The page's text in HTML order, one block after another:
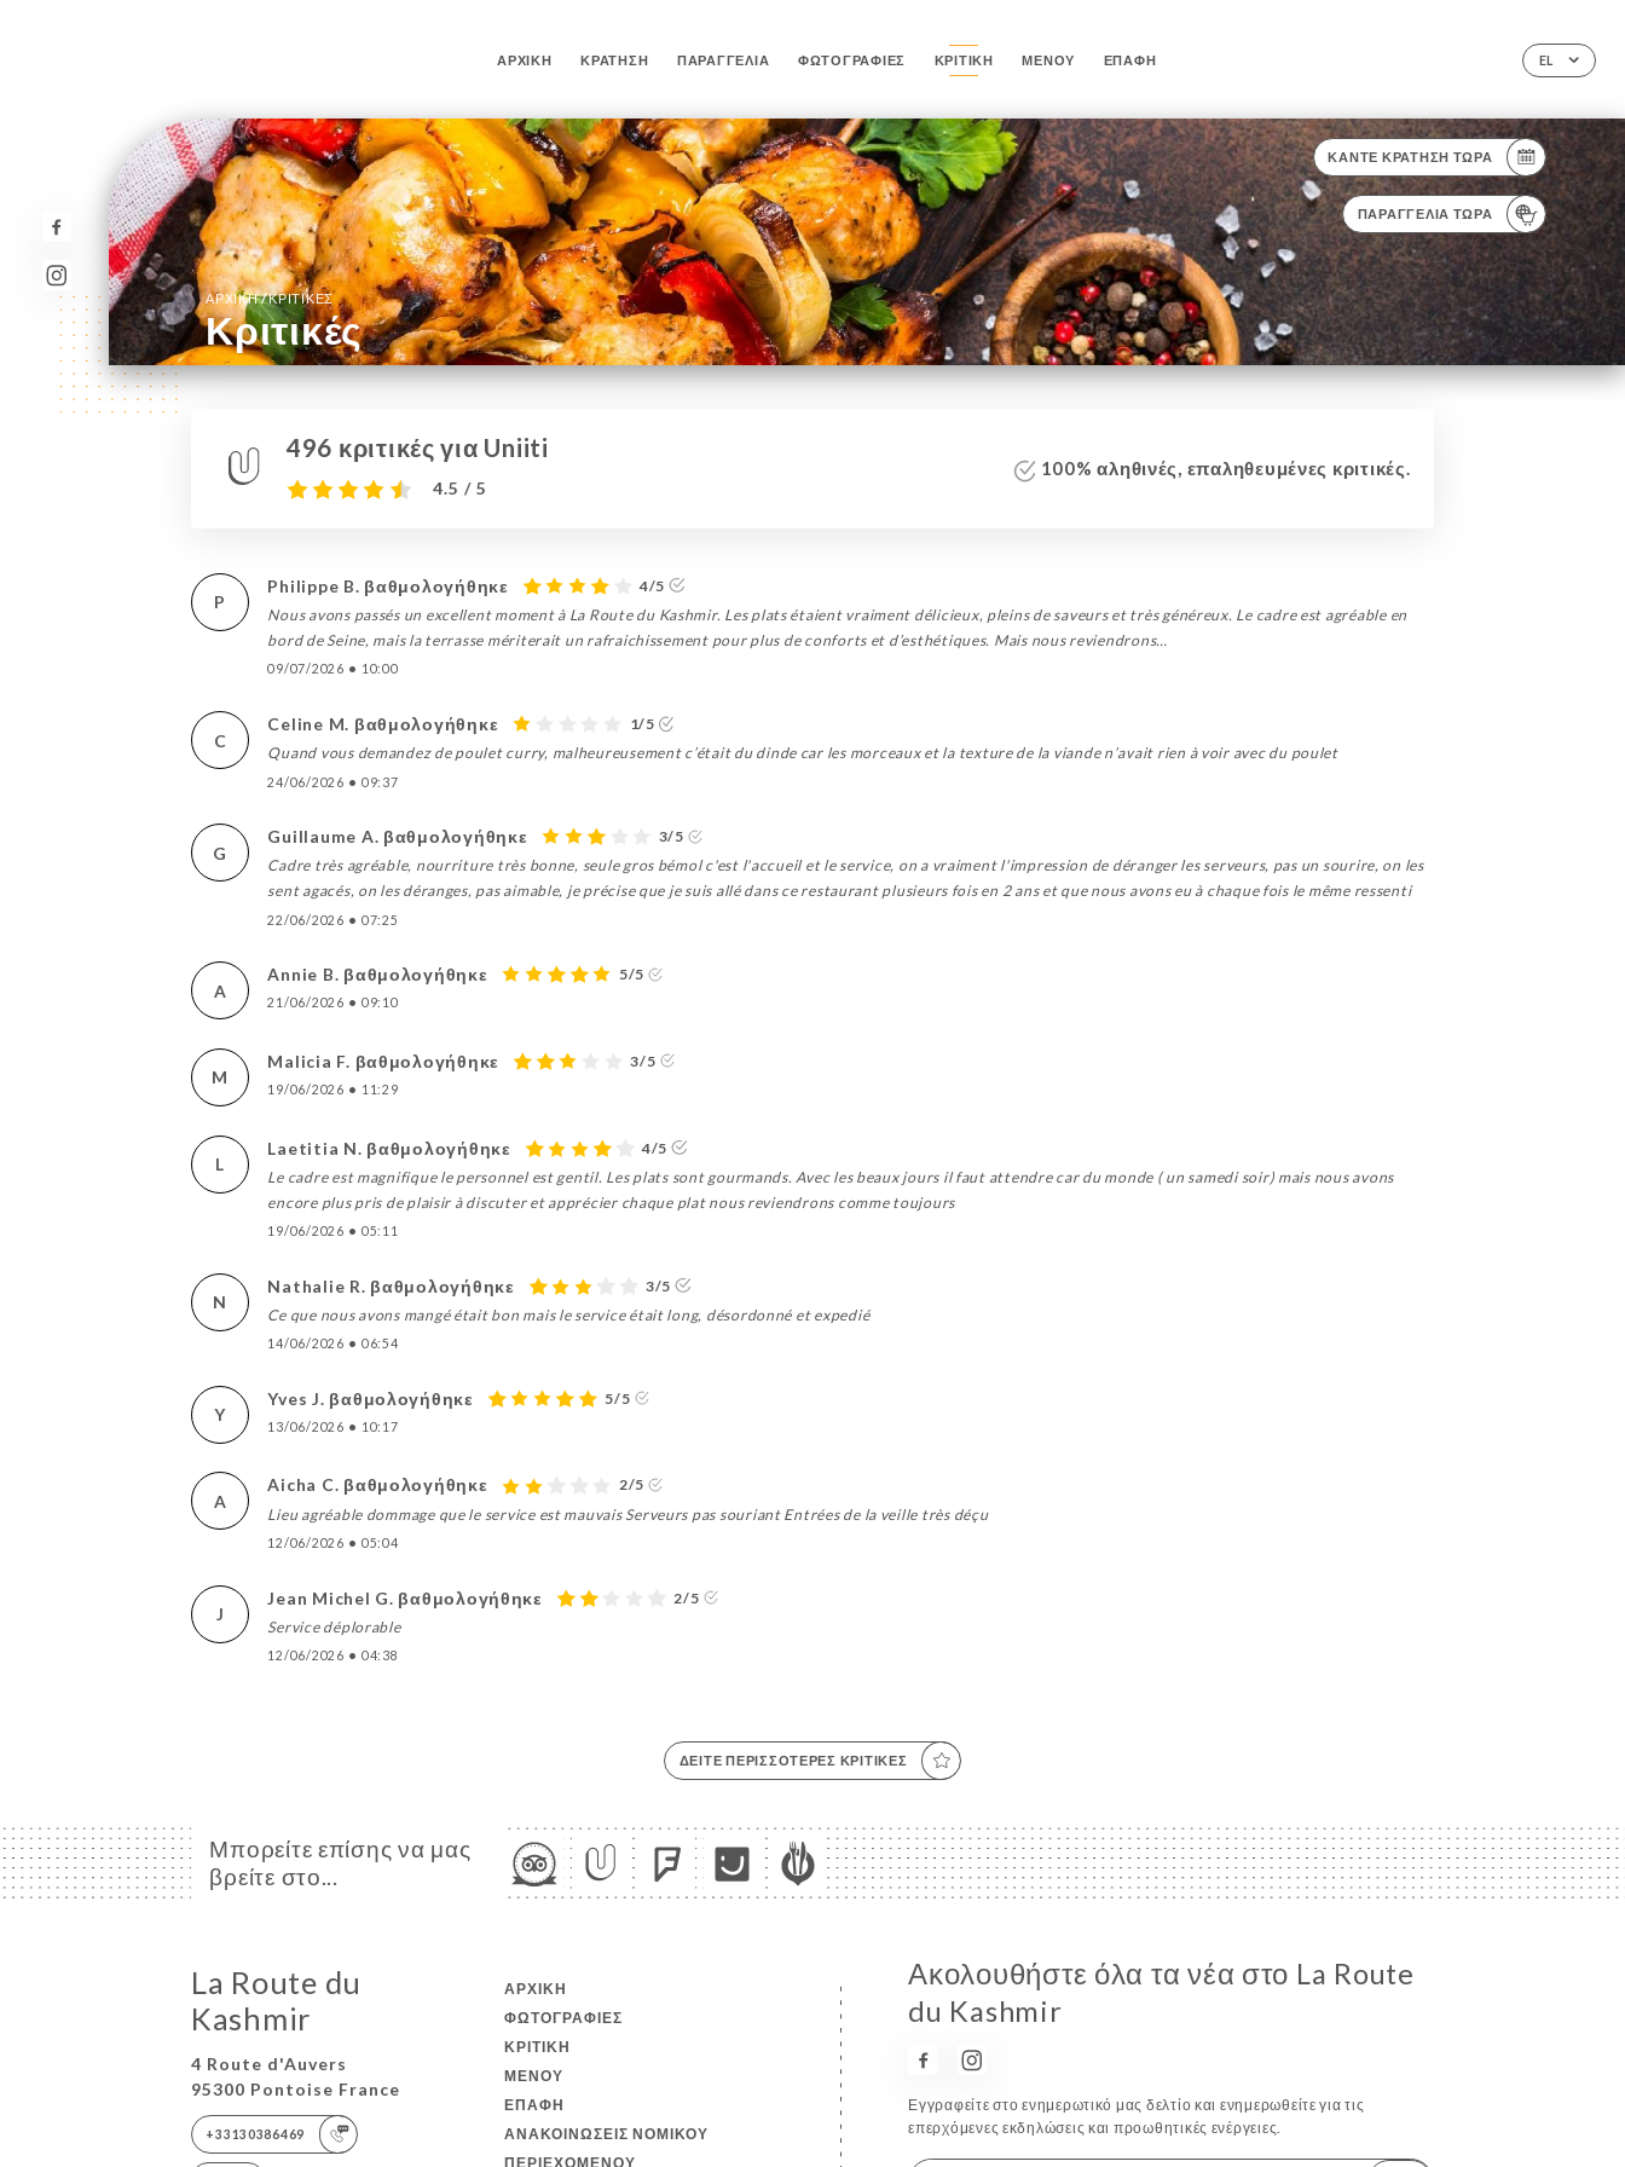
EL
ΑΡΧΙΚΉ ΚΡΆΤΗΣΗ ΠΑΡΑΓΓΕΛΊΑ ΦΩΤΟΓΡΑΦΊΕΣ ΚΡΙΤΙΚΉ ΜΕΝΟΎ ΕΠΑΦΉ
ΚΆΝΤΕ ΚΡΆΤΗΣΗ ΤΏΡΑ
ΠΑΡΑΓΓΕΛΊΑ ΤΏΡΑ
ΑΡΧΙΚΉ/ΚΡΙΤΙΚΈΣ
Κριτικές
496 κριτικές για Uniiti
4.5 / 5
100% αληθινές, επαληθευμένες κριτικές.
P
Philippe B. βαθμολογήθηκε
4/5
Nous avons passés un excellent moment à La Route du Kashmir. Les plats étaient vraiment délicieux, pleins de saveurs et très généreux. Le cadre est agréable en
bord de Seine, mais la terrasse mériterait un rafraichissement pour plus de conforts et d’esthétiques. Mais nous reviendrons…
09/07/2026 • 10:00
C
Celine M. βαθμολογήθηκε
1/5
Quand vous demandez de poulet curry, malheureusement c’était du dinde car les morceaux et la texture de la viande n’avait rien à voir avec du poulet
24/06/2026 • 09:37
G
Guillaume A. βαθμολογήθηκε
3/5
Cadre très agréable, nourriture très bonne, seule gros bémol c'est l'accueil et le service, on a vraiment l'impression de déranger les serveurs, pas un sourire, on les
sent agacés, on les déranges, pas aimable, je précise que je suis allé dans ce restaurant plusieurs fois en 2 ans et que nous avons eu à chaque fois le même ressenti
22/06/2026 • 07:25
A
Annie B. βαθμολογήθηκε 5/5
21/06/2026 • 09:10
M
Malicia F. βαθμολογήθηκε 3/5
19/06/2026 • 11:29
L
Laetitia N. βαθμολογήθηκε
4/5
Le cadre est magnifique le personnel est gentil. Les plats sont gourmands. Avec les beaux jours il faut attendre car du monde ( un samedi soir) mais nous avons
encore plus pris de plaisir à discuter et apprécier chaque plat nous reviendrons comme toujours
19/06/2026 • 05:11
N
Nathalie R. βαθμολογήθηκε
3/5
Ce que nous avons mangé était bon mais le service était long, désordonné et expedié
14/06/2026 • 06:54
Y
Yves J. βαθμολογήθηκε 5/5
13/06/2026 • 10:17
A
Aicha C. βαθμολογήθηκε
2/5
Lieu agréable dommage que le service est mauvais Serveurs pas souriant Entrées de la veille très déçu
12/06/2026 • 05:04
J
Jean Michel G. βαθμολογήθηκε
2/5
Service déplorable
12/06/2026 • 04:38
ΔΕΊΤΕ ΠΕΡΙΣΣΌΤΕΡΕΣ ΚΡΙΤΙΚΈΣ
Μπορείτε επίσης να μας
βρείτε στο...
La Route du
Kashmir
4 Route d'Auvers
95300 Pontoise France
+33130386469
ΑΡΧΙΚΉ
ΦΩΤΟΓΡΑΦΊΕΣ
ΚΡΙΤΙΚΉ
ΜΕΝΟΎ
ΕΠΑΦΉ
ΑΝΑΚΟΙΝΏΣΕΙΣ ΝΟΜΙΚΟΎ
ΠΕΡΙΕΧΟΜΈΝΟΥ
Ακολουθήστε όλα τα νέα στο La Route
du Kashmir
Εγγραφείτε στο ενημερωτικό μας δελτίο και ενημερωθείτε για τις
επερχόμενες εκδηλώσεις και προωθητικές ενέργειες.